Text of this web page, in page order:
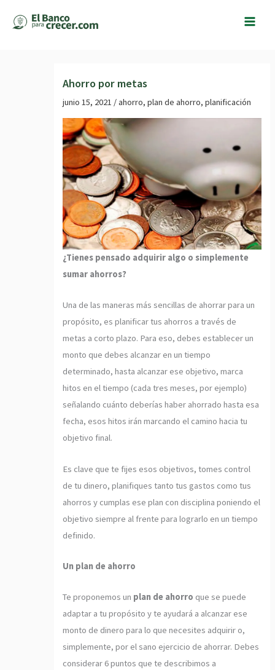
Ahorro por metas
junio 15, 2021 /ahorro,plan de ahorro,planificación
¿Tienes pensado adquirir algo o simplemente
sumar ahorros?
Una de las maneras más sencillas de ahorrar para un
propósito, es planificar tus ahorros a través de
metas a corto plazo. Para eso, debes establecer un
monto que debes alcanzar en un tiempo
determinado, hasta alcanzar ese objetivo, marca
hitos en el tiempo (cada tres meses, por ejemplo)
señalando cuánto deberías haber ahorrado hasta esa
fecha, esos hitos irán marcando el camino hacia tu
objetivo final.
Es clave que te fijes esos objetivos, tomes control
de tu dinero, planifiques tanto tus gastos como tus
ahorros y cumplas ese plan con disciplina poniendo el
objetivo siempre al frente para lograrlo en un tiempo
definido.
Un plan de ahorro
Te proponemos un plan de ahorro que se puede
adaptar a tu propósito y te ayudará a alcanzar ese
monto de dinero para lo que necesites adquirir o,
simplemente, por el sano ejercicio de ahorrar. Debes
considerar 6 puntos que te describimos a